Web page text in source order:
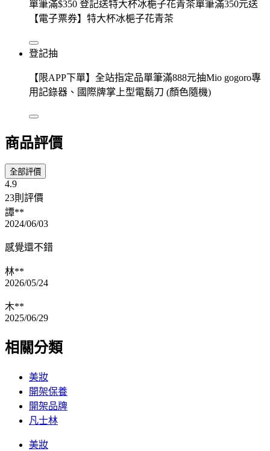
單筆滿$350 登記送特大杯冰梔子花青茶單筆滿350元送
【電子票券】特大杯冰梔子花青茶
登記抽
【限APP下單】全站指定品單筆滿888元抽Mio gogoro專
用記錄器、國際牌掌上型電鬍刀 (顏色隨機)
商品評價
全部評價
4.9
23則評價
譚**
2024/06/03
感覺還不錯
林**
2026/05/24
木**
2025/06/29
相關分類
美妝
開架保養
開架品牌
凡士林
美妝